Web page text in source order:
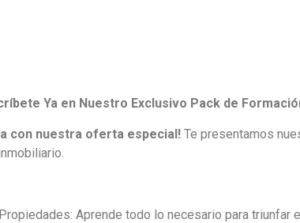
Ya en Nuestro Exclusivo Pack de
con nuestra oferta especial! Te presentamos
Aprende todo lo necesario para